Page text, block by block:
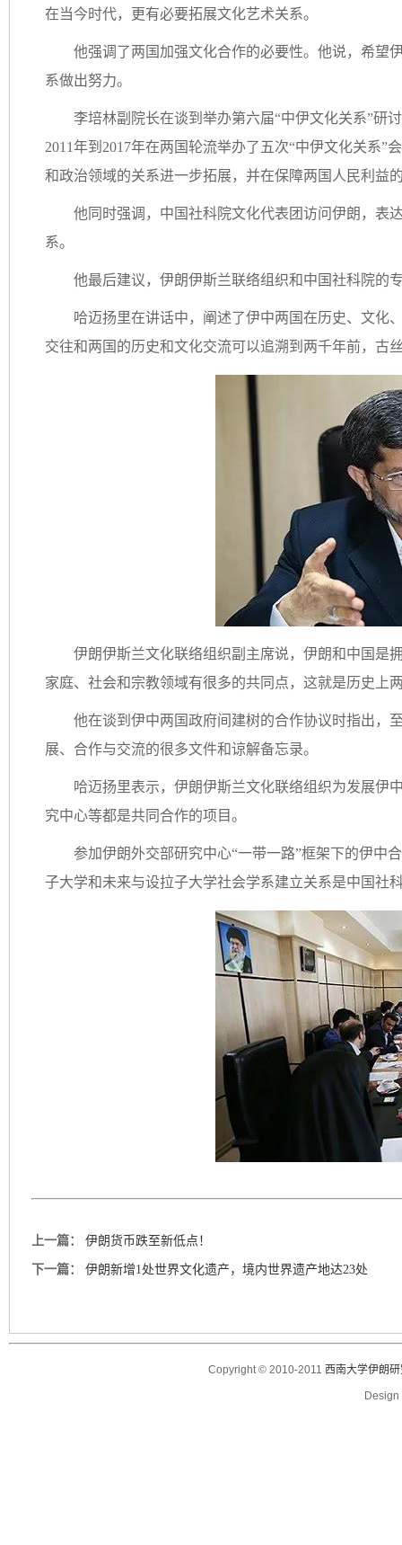
在当今时代，更有必要拓展文化艺术关系。
他强调了两国加强文化合作的必要性。他说，希望
系做出努力。
李培林副院长在谈到举办第六届“中伊文化关系”研
2011年到2017年在两国轮流举办了五次“中伊文化关系
和政治领域的关系进一步拓展，并在保障两国人民利益
他同时强调，中国社科院文化代表团访问伊朗，表
系。
他最后建议，伊朗伊斯兰联络组织和中国社科院的
哈迈扬里在讲话中，阐述了伊中两国在历史、文化
交往和两国的历史和文化交流可以追溯到两千年前，古
伊朗伊斯兰文化联络组织副主席说，伊朗和中国是
家庭、社会和宗教领域有很多的共同点，这就是历史上
他在谈到伊中两国政府间建树的合作协议时指出，
展、合作与交流的很多文件和谅解备忘录。
哈迈扬里表示，伊朗伊斯兰文化联络组织为发展伊
究中心等都是共同合作的项目。
参加伊朗外交部研究中心“一带一路”框架下的伊中
子大学和未来与设拉子大学社会学系建立关系是中国社
上一篇： 伊朗货币跌至新低点！
下一篇： 伊朗新增1处世界文化遗产，境内世界遗产地达23处
Copyright © 2010-2011 西南大学伊朗